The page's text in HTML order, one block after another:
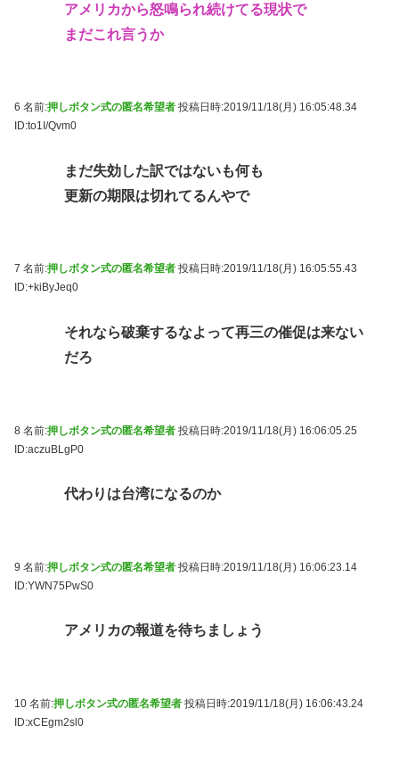
アメリカから怒鳴られ続けてる現状で
まだこれ言うか
6 名前:押しボタン式の匿名希望者 投稿日時:2019/11/18(月) 16:05:48.34
ID:to1I/Qvm0
まだ失効した訳ではないも何も
更新の期限は切れてるんやで
7 名前:押しボタン式の匿名希望者 投稿日時:2019/11/18(月) 16:05:55.43
ID:+kiByJeq0
それなら破棄するなよって再三の催促は来ない
だろ
8 名前:押しボタン式の匿名希望者 投稿日時:2019/11/18(月) 16:06:05.25
ID:aczuBLgP0
代わりは台湾になるのか
9 名前:押しボタン式の匿名希望者 投稿日時:2019/11/18(月) 16:06:23.14
ID:YWN75PwS0
アメリカの報道を待ちましょう
10 名前:押しボタン式の匿名希望者 投稿日時:2019/11/18(月) 16:06:43.24
ID:xCEgm2sl0